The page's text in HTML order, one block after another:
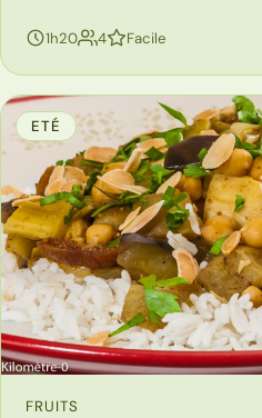
1h20 4personnes
Facile
ETÉ
FRUITS